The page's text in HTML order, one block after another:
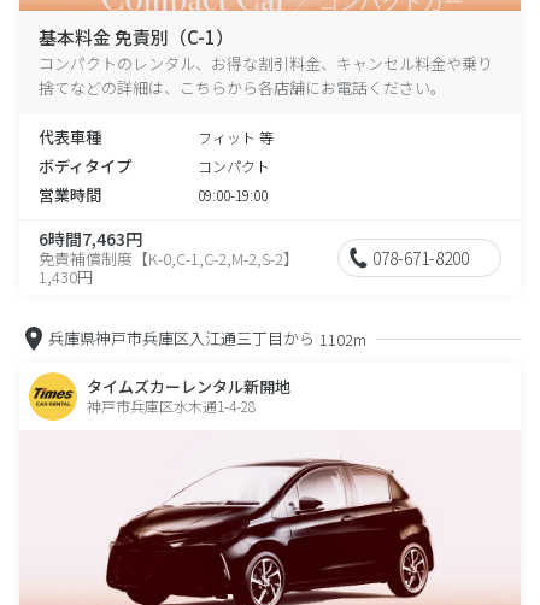
基本料金 免責別（C-1）
コンパクトのレンタル、お得な割引料金、キャンセル料金や乗り
捨てなどの詳細は、こちらから各店舗にお電話ください。
代表車種 フィット 等
ボディタイプ コンパクト
営業時間 09:00-19:00
6時間7,463円
免責補償制度【K-0,C-1,C-2,M-2,S-2】
1,430円
078-671-8200
兵庫県神戸市兵庫区入江通三丁目から 1102m
タイムズカーレンタル新開地
神戸市兵庫区水木通1-4-28